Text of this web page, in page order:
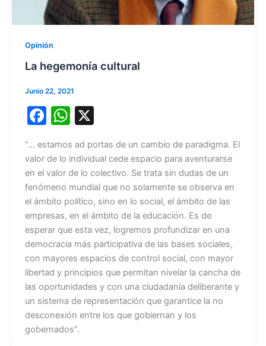
Opinión
La hegemonía cultural
Junio 22, 2021
F
c
e
b
o
o
k
W
at
s
A
p
p
X
“… estamos ad portas de un cambio de paradigma. El
valor de lo individual cede espacio para aventurarse
en el valor de lo colectivo. Se trata sin dudas de un
fenómeno mundial que no solamente se observa en
el ámbito político, sino en lo social, el ámbito de las
empresas, en el ámbito de la educación. Es de
esperar que esta vez, logremos profundizar en una
democracia más participativa de las bases sociales,
con mayores espacios de control social, con mayor
libertad y principios que permitan nivelar la cancha de
las oportunidades y con una ciudadanía deliberante y
un sistema de representación que garantice la no
desconexión entre los que gobiernan y los
gobernados”.